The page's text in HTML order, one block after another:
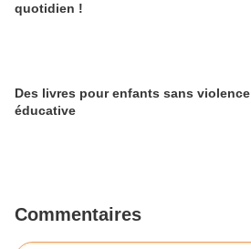
quotidien !
Des livres pour enfants sans violence
éducative
Commentaires